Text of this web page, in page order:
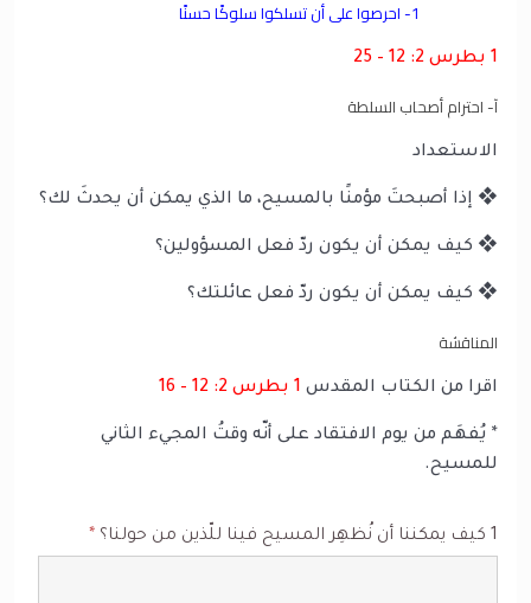
1 بطرس 2: 12 – 25
آ- احترام أصحاب السلطة
الاستعداد
❖ إذا أصبحتَ مؤمنًا بالمسيح، ما الذي يمكن أن يحدثَ لك؟
❖ كيف يمكن أن يكون ردّ فعل المسؤولين؟
❖ كيف يمكن أن يكون ردّ فعل عائلتك؟
المناقشة
اقرا من الكتاب المقدس
* يُفهَم من يوم الافتقاد على أنّه وقتُ المجيء الثاني
للمسيح.
1 كيف يمكننا أن نُظهِر المسيح فينا للّذين من حولنا؟ *